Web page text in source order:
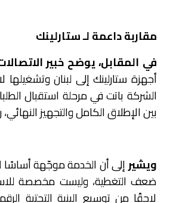
مقاربة داعمة لـ ستارلينك
في المقابل، يوضح خبير
أجهزة ستارلينك إلى لبنان وتشغيلها
الشركة باتت في مرحلة استقبال ا
بين الإطلاق الكامل والتجهيز
ويشير إلى أن الخدمة موجّهة
ضعف التغطية، وليست مخصصة
لاحقًا من توسيع البنية التحتية